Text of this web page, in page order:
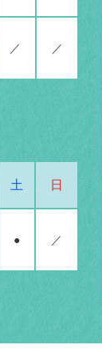
／ ／
土 日
● ／